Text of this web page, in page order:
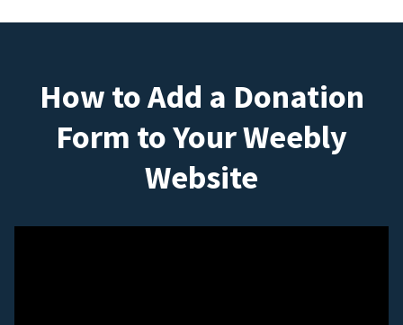
How to Add a Donation
Form to Your Weebly
Website